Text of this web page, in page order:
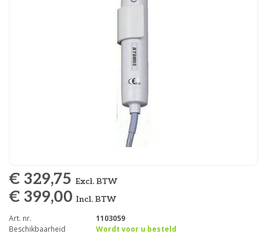
€ 329,75 Excl. BTW
€ 399,00 Incl. BTW
Art. nr.
1103059
Beschikbaarheid
Wordt voor u besteld